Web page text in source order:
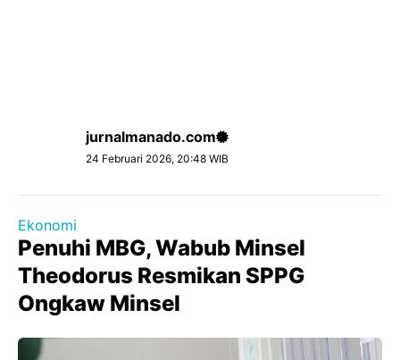
jurnalmanado.com
24 Februari 2026, 20:48 WIB
Ekonomi
Penuhi MBG, Wabub Minsel
Theodorus Resmikan SPPG
Ongkaw Minsel